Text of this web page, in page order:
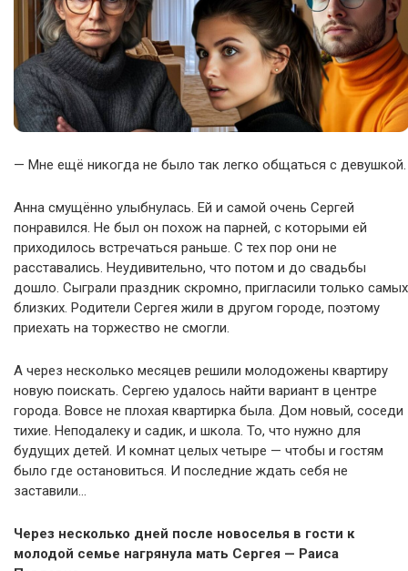
— Мне ещё никогда не было так легко общаться с девушкой.
Анна смущённо улыбнулась. Ей и самой очень Сергей
понравился. Не был он похож на парней, с которыми ей
приходилось встречаться раньше. С тех пор они не
расставались. Неудивительно, что потом и до свадьбы
дошло. Сыграли праздник скромно, пригласили только самых
близких. Родители Сергея жили в другом городе, поэтому
приехать на торжество не смогли.
А через несколько месяцев решили молодожены квартиру
новую поискать. Сергею удалось найти вариант в центре
города. Вовсе не плохая квартирка была. Дом новый, соседи
тихие. Неподалеку и садик, и школа. То, что нужно для
будущих детей. И комнат целых четыре — чтобы и гостям
было где остановиться. И последние ждать себя не
заставили…
Через несколько дней после новоселья в гости к
молодой семье нагрянула мать Сергея — Раиса